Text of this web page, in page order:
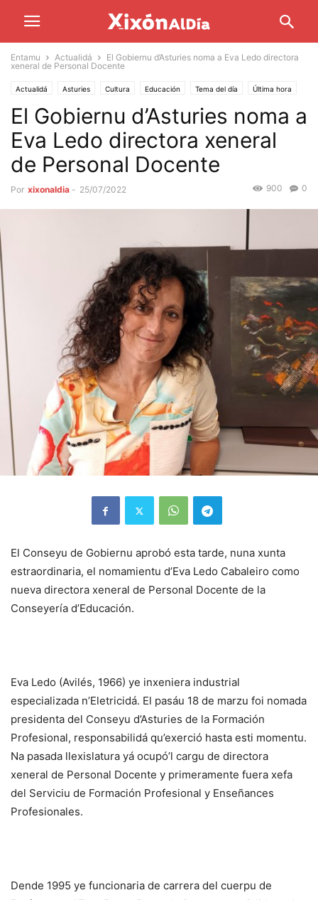
Entamu Actualidá
El Gobiernu d’Asturies noma a Eva Ledo directora
xeneral de Personal Docente
Actualidá Asturies Cultura Educación Tema del día Última hora
El Gobiernu d’Asturies noma a
Eva Ledo directora xeneral
de Personal Docente
Por xixonaldia - 25/07/2022 0
900
El Conseyu de Gobiernu aprobó esta tarde, nuna xunta
estraordinaria, el nomamientu d’Eva Ledo Cabaleiro como
nueva directora xeneral de Personal Docente de la
Conseyería d’Educación.
Eva Ledo (Avilés, 1966) ye inxeniera industrial
especializada n’Eletricidá. El pasáu 18 de marzu foi nomada
presidenta del Conseyu d’Asturies de la Formación
Profesional, responsabilidá qu’exerció hasta esti momentu.
Na pasada llexislatura yá ocupó’l cargu de directora
xeneral de Personal Docente y primeramente fuera xefa
del Serviciu de Formación Profesional y Enseñances
Profesionales.
Dende 1995 ye funcionaria de carrera del cuerpu de